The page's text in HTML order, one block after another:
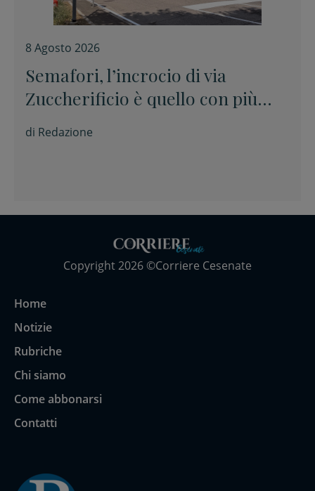
8 Agosto 2026
Semafori, l’incrocio di via
Zuccherificio è quello con più
sanzioni per il passaggio con il
di Redazione
Copyright 2026 ©Corriere Cesenate
Home
Notizie
Rubriche
Chi siamo
Come abbonarsi
Contatti